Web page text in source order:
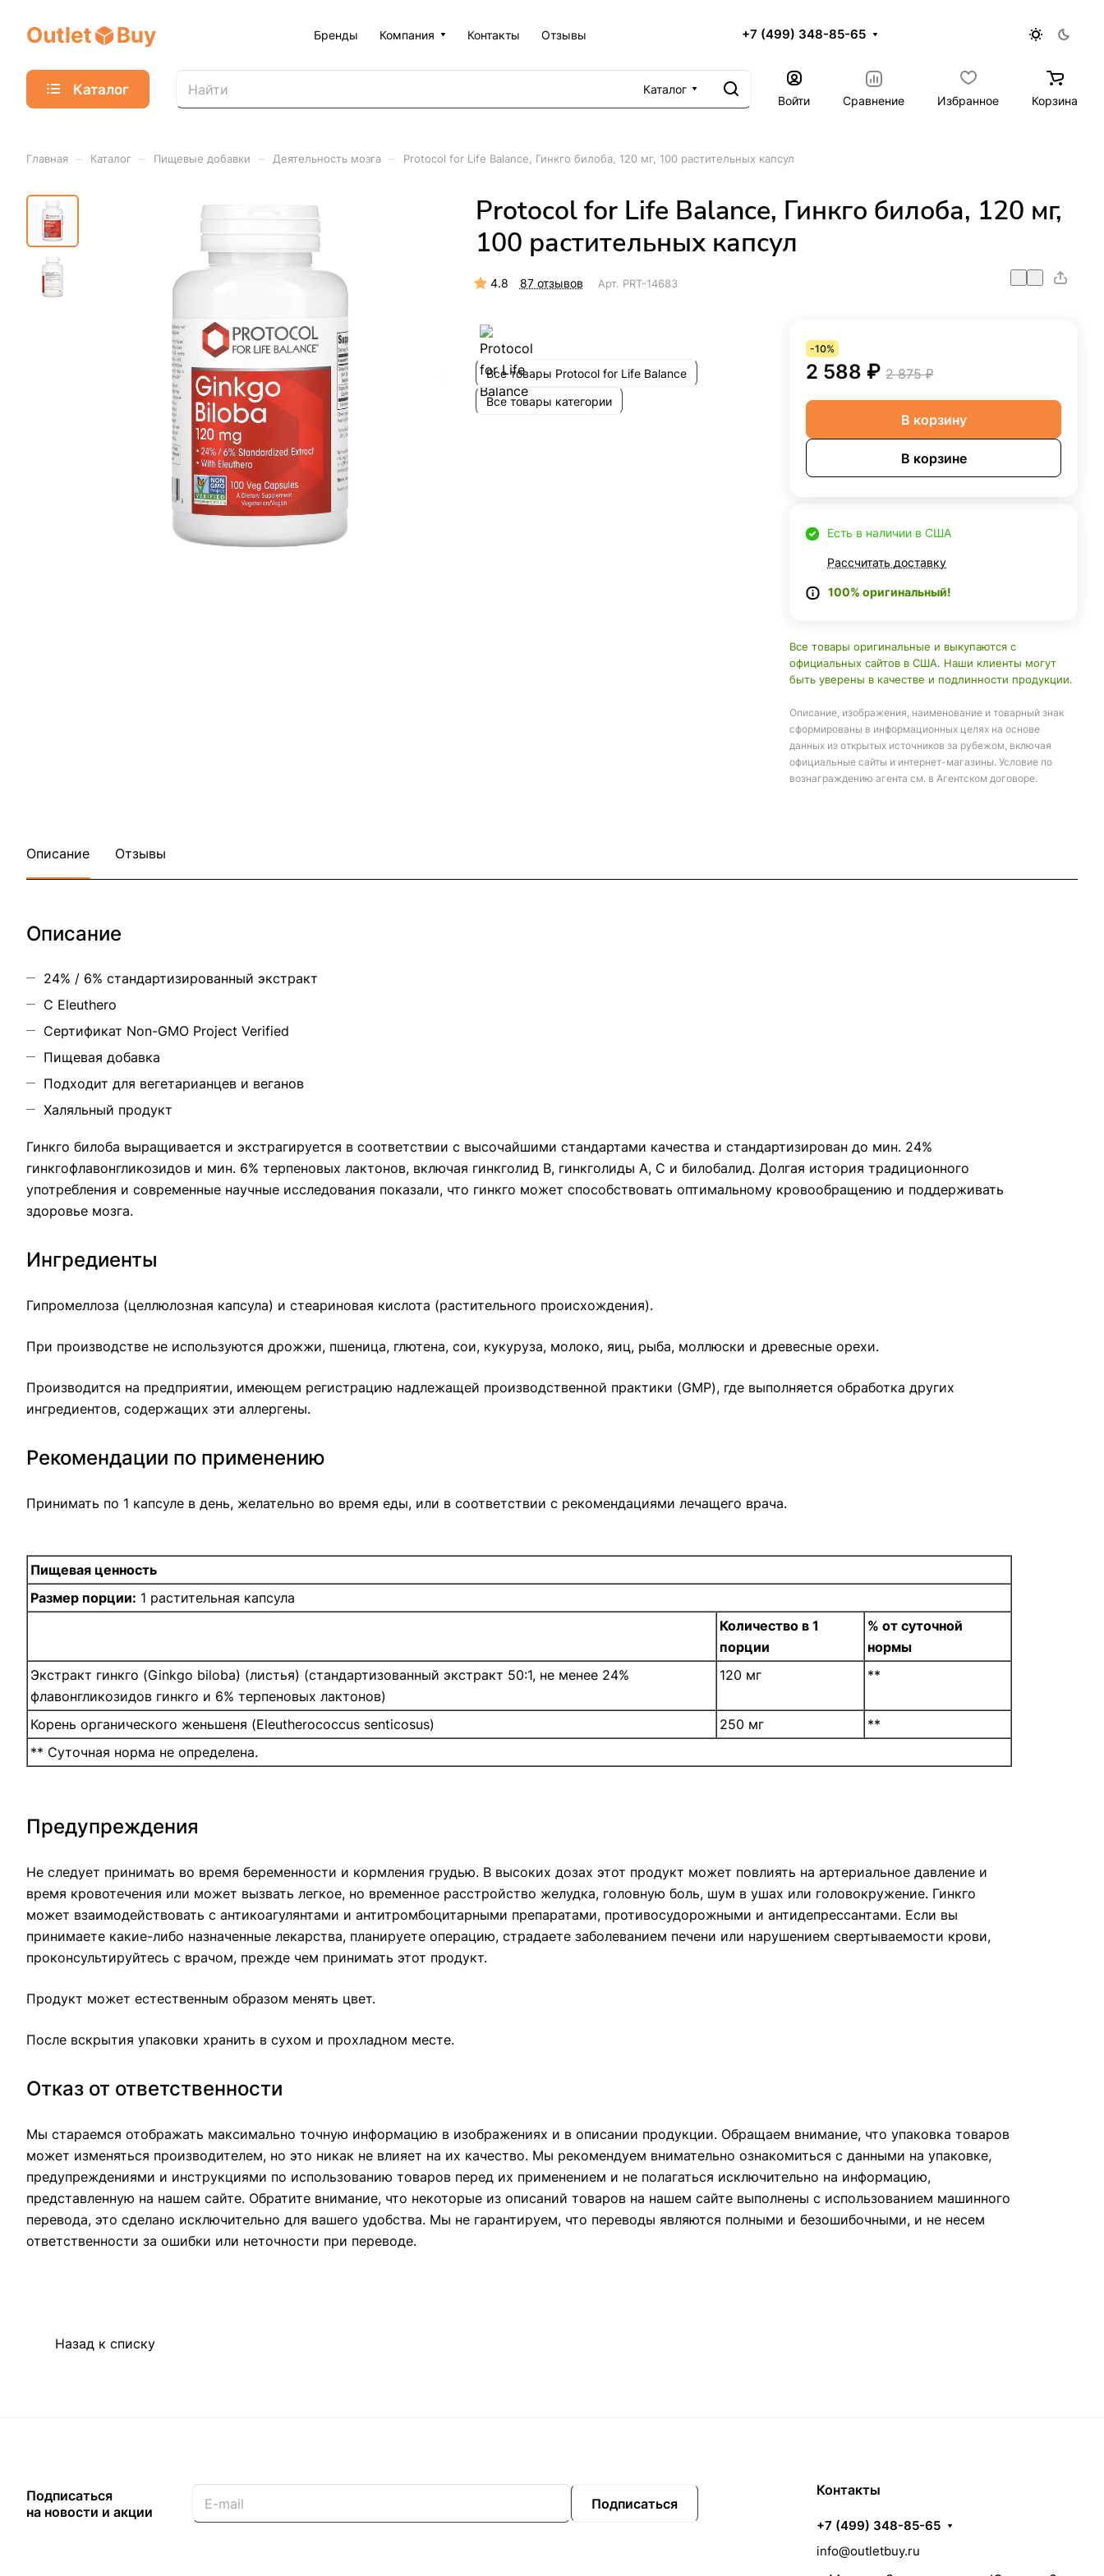
Бренды Компания Контакты Отзывы +7 (499) 348-85-65
Каталог
Каталог
Войти
Сравнение Избранное Корзина
Главная Каталог Пищевые добавки Деятельность мозга Protocol for Life Balance, Гинкго билоба, 120 мг, 100 растительных капсул
Protocol for Life Balance, Гинкго билоба, 120 мг,
100 растительных капсул
4.8 87 отзывов Арт. PRT-14683
Все товары Protocol for Life Balance
Все товары категории
-10%
2 588 ₽ 2 875 ₽
В корзину
В корзине
Есть в наличии в США
Рассчитать доставку
100% оригинальный!
Все товары оригинальные и выкупаются с
официальных сайтов в США. Наши клиенты могут
быть уверены в качестве и подлинности продукции.
Описание, изображения, наименование и товарный знак
сформированы в информационных целях на основе
данных из открытых источников за рубежом, включая
официальные сайты и интернет-магазины. Условие по
вознаграждению агента см. в Агентском договоре.
Описание Отзывы
Описание
24% / 6% стандартизированный экстракт
С Eleuthero
Сертификат Non-GMO Project Verified
Пищевая добавка
Подходит для вегетарианцев и веганов
Халяльный продукт
Гинкго билоба выращивается и экстрагируется в соответствии с высочайшими стандартами качества и стандартизирован до мин. 24%
гинкгофлавонгликозидов и мин. 6% терпеновых лактонов, включая гинкголид B, гинкголиды A, C и билобалид. Долгая история традиционного
употребления и современные научные исследования показали, что гинкго может способствовать оптимальному кровообращению и поддерживать
здоровье мозга.
Ингредиенты
Гипромеллоза (целлюлозная капсула) и стеариновая кислота (растительного происхождения).
При производстве не используются дрожжи, пшеница, глютена, сои, кукуруза, молоко, яиц, рыба, моллюски и древесные орехи.
Производится на предприятии, имеющем регистрацию надлежащей производственной практики (GMP), где выполняется обработка других
ингредиентов, содержащих эти аллергены.
Рекомендации по применению
Принимать по 1 капсуле в день, желательно во время еды, или в соответствии с рекомендациями лечащего врача.
Пищевая ценность
Размер порции: 1 растительная капсула
Количество в 1
порции
% от суточной
нормы
Экстракт гинкго (Ginkgo biloba) (листья) (стандартизованный экстракт 50:1, не менее 24%
флавонгликозидов гинкго и 6% терпеновых лактонов)
120 мг **
Корень органического женьшеня (Eleutherococcus senticosus) 250 мг
**
** Суточная норма не определена.
Предупреждения
Не следует принимать во время беременности и кормления грудью. В высоких дозах этот продукт может повлиять на артериальное давление и
время кровотечения или может вызвать легкое, но временное расстройство желудка, головную боль, шум в ушах или головокружение. Гинкго
может взаимодействовать с антикоагулянтами и антитромбоцитарными препаратами, противосудорожными и антидепрессантами. Если вы
принимаете какие-либо назначенные лекарства, планируете операцию, страдаете заболеванием печени или нарушением свертываемости крови,
проконсультируйтесь с врачом, прежде чем принимать этот продукт.
Продукт может естественным образом менять цвет.
После вскрытия упаковки хранить в сухом и прохладном месте.
Отказ от ответственности
Мы стараемся отображать максимально точную информацию в изображениях и в описании продукции. Обращаем внимание, что упаковка товаров
может изменяться производителем, но это никак не влияет на их качество. Мы рекомендуем внимательно ознакомиться с данными на упаковке,
предупреждениями и инструкциями по использованию товаров перед их применением и не полагаться исключительно на информацию,
представленную на нашем сайте. Обратите внимание, что некоторые из описаний товаров на нашем сайте выполнены с использованием машинного
перевода, это сделано исключительно для вашего удобства. Мы не гарантируем, что переводы являются полными и безошибочными, и не несем
ответственности за ошибки или неточности при переводе.
Назад к списку
Подписаться
на новости и акции
Подписаться
Контакты
+7 (499) 348-85-65
info@outletbuy.ru